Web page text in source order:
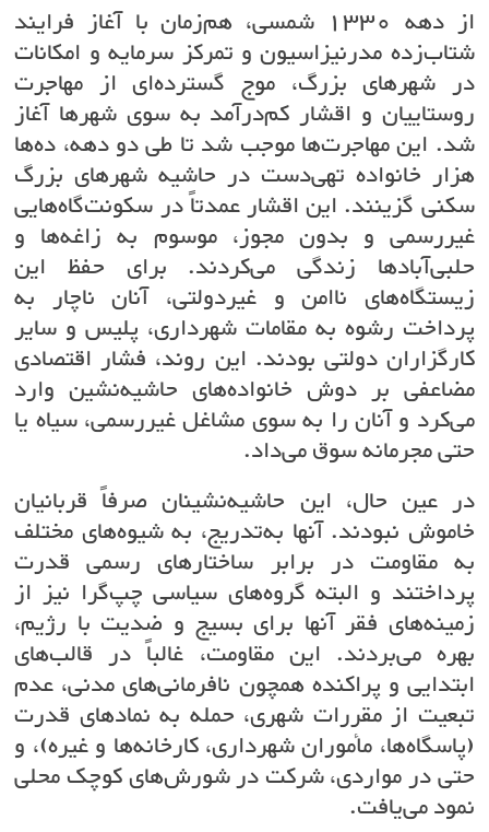
از دهه ۱۳۳۰ شمسی، هم‌زمان با آغاز فرایند
شتاب‌زده مدرنیزاسیون و تمرکز سرمایه و امکانات
در شهرهای بزرگ، موج گسترده‌ای از مهاجرت
روستاییان و اقشار کم‌درآمد به سوی شهرها آغاز
شد. این مهاجرت‌ها موجب شد تا طی دو دهه، ده‌ها
هزار خانواده تهی‌دست در حاشیه شهرهای بزرگ
سکنی گزینند. این اقشار عمدتاً در سکونت‌گاه‌هایی
غیررسمی و بدون مجوز، موسوم به زاغه‌ها و
حلبی‌آبادها زندگی می‌کردند. برای حفظ این
زیستگاه‌های ناامن و غیردولتی، آنان ناچار به
پرداخت رشوه به مقامات شهرداری، پلیس و سایر
کارگزاران دولتی بودند. این روند، فشار اقتصادی
مضاعفی بر دوش خانواده‌های حاشیه‌نشین وارد
می‌کرد و آنان را به سوی مشاغل غیررسمی، سیاه یا
حتی مجرمانه سوق می‌داد.
در عین حال، این حاشیه‌نشینان صرفاً قربانیان
خاموش نبودند. آنها به‌تدریج، به شیوه‌های مختلف
به مقاومت در برابر ساختارهای رسمی قدرت
پرداختند و البته گروه‌های سیاسی چپ‌گرا نیز از
زمینه‌های فقر آنها برای بسیج و ضدیت با رژیم،
بهره می‌بردند. این مقاومت، غالباً در قالب‌های
ابتدایی و پراکنده همچون نافرمانی‌های مدنی، عدم
تبعیت از مقررات شهری، حمله به نمادهای قدرت
(پاسگاه‌ها، مأموران شهرداری، کارخانه‌ها و غیره)، و
حتی در مواردی، شرکت در شورش‌های کوچک محلی
نمود می‌یافت.